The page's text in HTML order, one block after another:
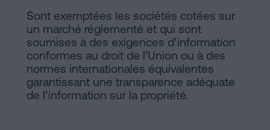
Sont exemptées les sociétés cotées sur
un marché réglementé et qui sont
soumises à des exigences d'information
conformes au droit de l'Union ou à des
normes internationales équivalentes
garantissant une transparence adéquate
de l'information sur la propriété.